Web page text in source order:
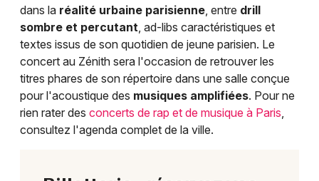
dans la réalité urbaine parisienne, entre drill
sombre et percutant, ad-libs caractéristiques et
textes issus de son quotidien de jeune parisien. Le
concert au Zénith sera l'occasion de retrouver les
titres phares de son répertoire dans une salle conçue
pour l'acoustique des musiques amplifiées. Pour ne
rien rater des concerts de rap et de musique à Paris,
consultez l'agenda complet de la ville.